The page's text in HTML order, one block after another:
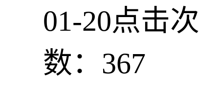
01-20点击次
数：367